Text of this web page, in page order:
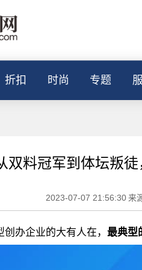
折扣 时尚 专题
双料冠军到体坛叛
2023-07-07 21:56:30 来
办企业的大有人在， 最典型